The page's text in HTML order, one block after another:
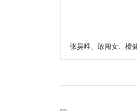
张昊唯、敢闯女、檀